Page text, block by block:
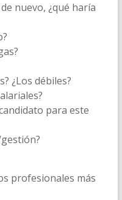
nuevo, ¿qué haría
¿Los débiles?
para este
profesionales más